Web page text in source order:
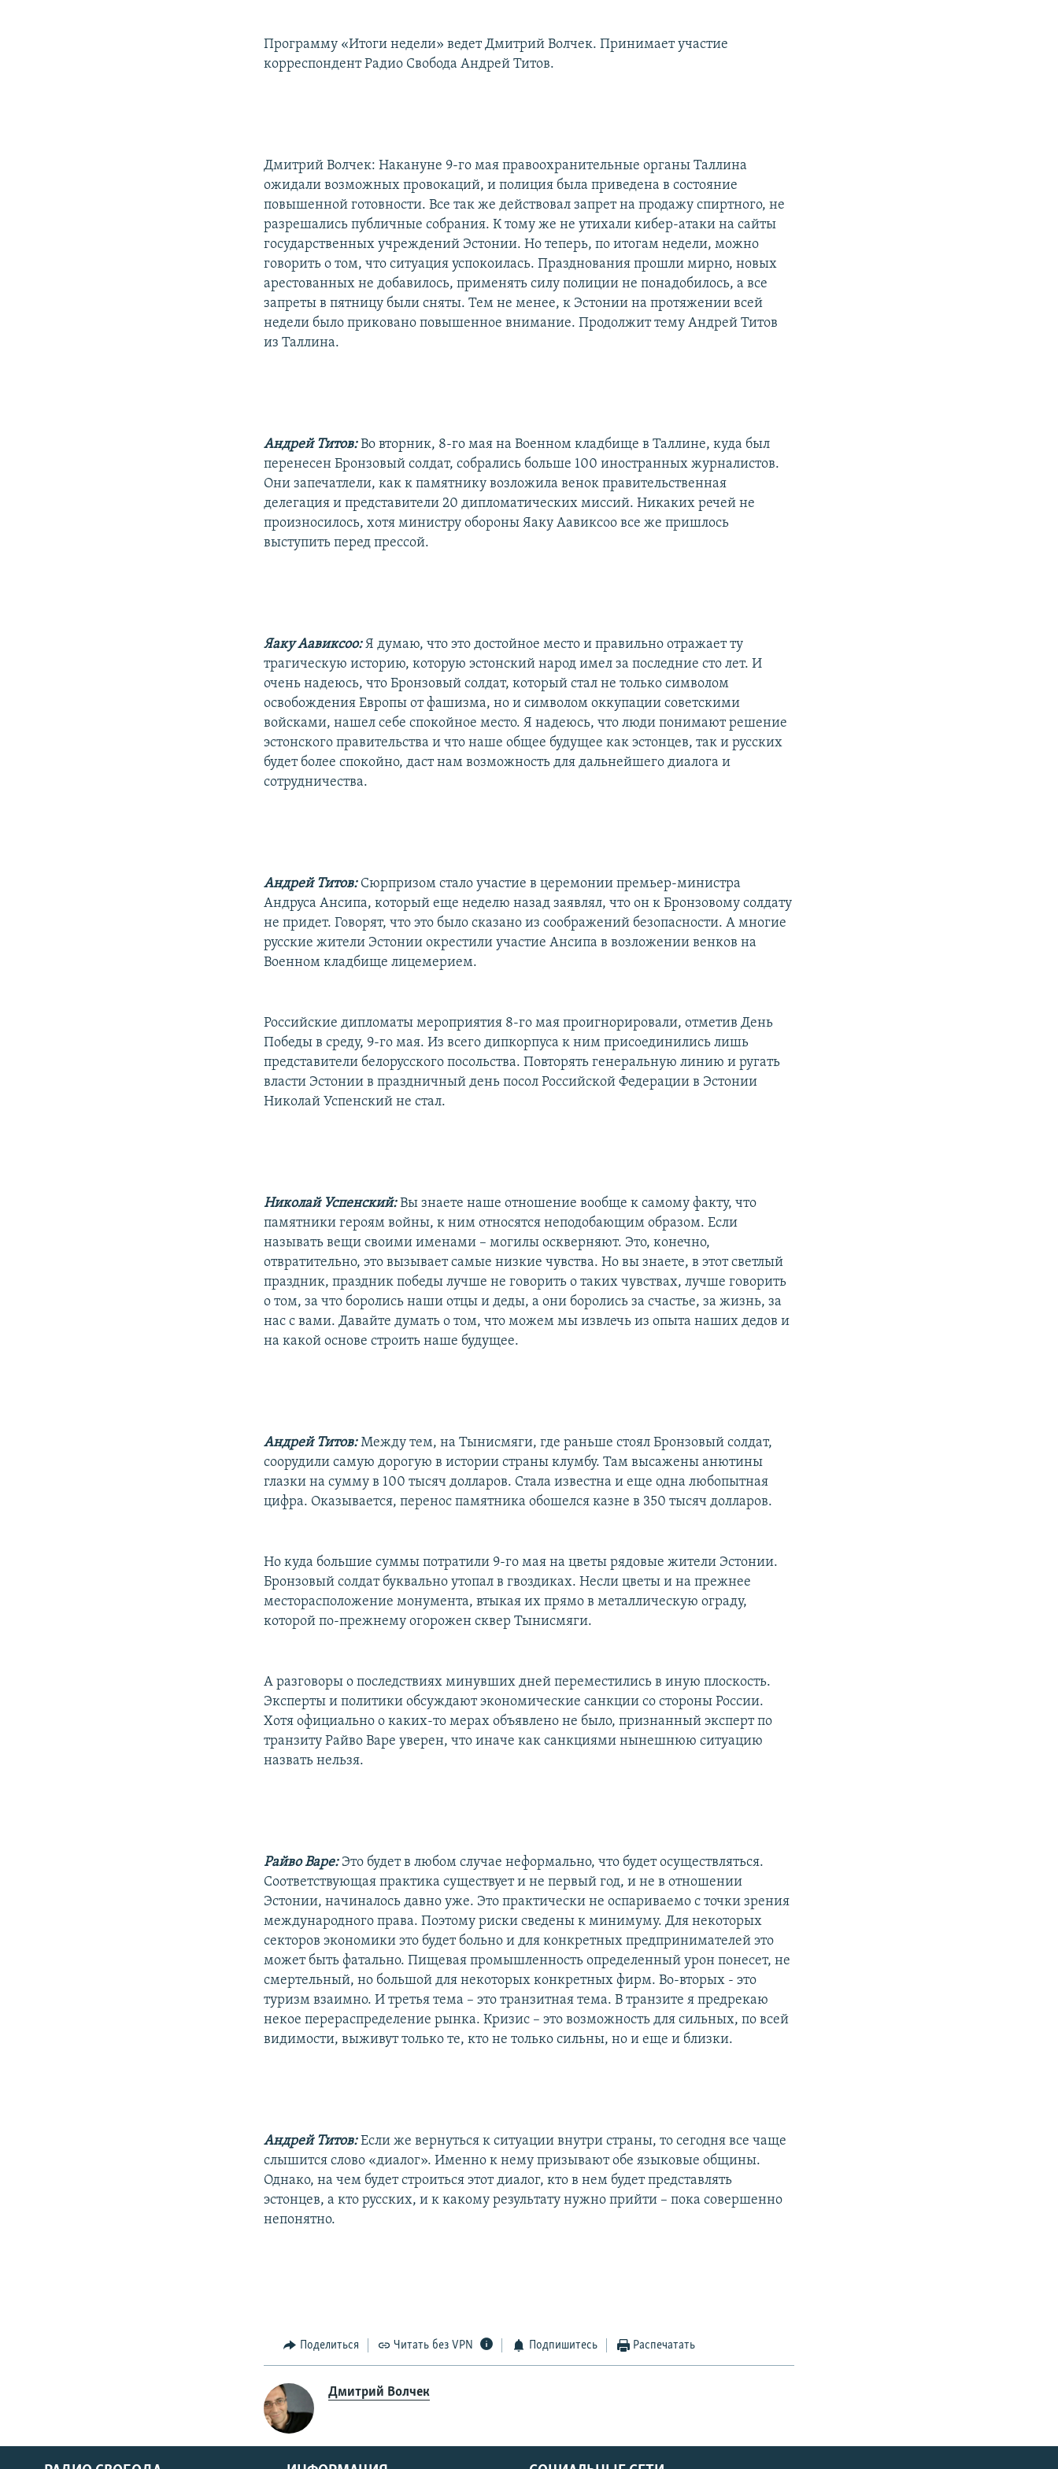
Программу «Итоги недели» ведет Дмитрий Волчек. Принимает участие
корреспондент Радио Свобода Андрей Титов.
Дмитрий Волчек: Накануне 9-го мая правоохранительные органы Таллина
ожидали возможных провокаций, и полиция была приведена в состояние
повышенной готовности. Все так же действовал запрет на продажу спиртного, не
разрешались публичные собрания. К тому же не утихали кибер-атаки на сайты
государственных учреждений Эстонии. Но теперь, по итогам недели, можно
говорить о том, что ситуация успокоилась. Празднования прошли мирно, новых
арестованных не добавилось, применять силу полиции не понадобилось, а все
запреты в пятницу были сняты. Тем не менее, к Эстонии на протяжении всей
недели было приковано повышенное внимание. Продолжит тему Андрей Титов
из Таллина.
Андрей Титов:Во вторник, 8-го мая на Военном кладбище в Таллине, куда был
перенесен Бронзовый солдат, собрались больше 100 иностранных журналистов.
Они запечатлели, как к памятнику возложила венок правительственная
делегация и представители 20 дипломатических миссий. Никаких речей не
произносилось, хотя министру обороны Яаку Аавиксоо все же пришлось
выступить перед прессой.
Яаку Аавиксоо:Я думаю, что это достойное место и правильно отражает ту
трагическую историю, которую эстонский народ имел за последние сто лет. И
очень надеюсь, что Бронзовый солдат, который стал не только символом
освобождения Европы от фашизма, но и символом оккупации советскими
войсками, нашел себе спокойное место. Я надеюсь, что люди понимают решение
эстонского правительства и что наше общее будущее как эстонцев, так и русских
будет более спокойно, даст нам возможность для дальнейшего диалога и
сотрудничества.
Андрей Титов: Сюрпризом стало участие в церемонии премьер-министра
Андруса Ансипа, который еще неделю назад заявлял, что он к Бронзовому солдату
не придет. Говорят, что это было сказано из соображений безопасности. А многие
русские жители Эстонии окрестили участие Ансипа в возложении венков на
Военном кладбище лицемерием.
Российские дипломаты мероприятия 8-го мая проигнорировали, отметив День
Победы в среду, 9-го мая. Из всего дипкорпуса к ним присоединились лишь
представители белорусского посольства. Повторять генеральную линию и ругать
власти Эстонии в праздничный день посол Российской Федерации в Эстонии
Николай Успенский не стал.
Николай Успенский:Вы знаете наше отношение вообще к самому факту, что
памятники героям войны, к ним относятся неподобающим образом. Если
называть вещи своими именами – могилы оскверняют. Это, конечно,
отвратительно, это вызывает самые низкие чувства. Но вы знаете, в этот светлый
праздник, праздник победы лучше не говорить о таких чувствах, лучше говорить
о том, за что боролись наши отцы и деды, а они боролись за счастье, за жизнь, за
нас с вами. Давайте думать о том, что можем мы извлечь из опыта наших дедов и
на какой основе строить наше будущее.
Андрей Титов:Между тем, на Тынисмяги, где раньше стоял Бронзовый солдат,
соорудили самую дорогую в истории страны клумбу. Там высажены анютины
глазки на сумму в 100 тысяч долларов. Стала известна и еще одна любопытная
цифра. Оказывается, перенос памятника обошелся казне в 350 тысяч долларов.
Но куда большие суммы потратили 9-го мая на цветы рядовые жители Эстонии.
Бронзовый солдат буквально утопал в гвоздиках. Несли цветы и на прежнее
месторасположение монумента, втыкая их прямо в металлическую ограду,
которой по-прежнему огорожен сквер Тынисмяги.
А разговоры о последствиях минувших дней переместились в иную плоскость.
Эксперты и политики обсуждают экономические санкции со стороны России.
Хотя официально о каких-то мерах объявлено не было, признанный эксперт по
транзиту Райво Варе уверен, что иначе как санкциями нынешнюю ситуацию
назвать нельзя.
Райво Варе: Это будет в любом случае неформально, что будет осуществляться.
Соответствующая практика существует и не первый год, и не в отношении
Эстонии, начиналось давно уже. Это практически не оспариваемо с точки зрения
международного права. Поэтому риски сведены к минимуму. Для некоторых
секторов экономики это будет больно и для конкретных предпринимателей это
может быть фатально. Пищевая промышленность определенный урон понесет, не
смертельный, но большой для некоторых конкретных фирм. Во-вторых - это
туризм взаимно. И третья тема – это транзитная тема. В транзите я предрекаю
некое перераспределение рынка. Кризис – это возможность для сильных, по всей
видимости, выживут только те, кто не только сильны, но и еще и близки.
Андрей Титов:Если же вернуться к ситуации внутри страны, то сегодня все чаще
слышится слово «диалог». Именно к нему призывают обе языковые общины.
Однако, на чем будет строиться этот диалог, кто в нем будет представлять
эстонцев, а кто русских, и к какому результату нужно прийти – пока совершенно
непонятно.
Поделиться Читать без VPN Подпишитесь Распечатать
Дмитрий Волчек